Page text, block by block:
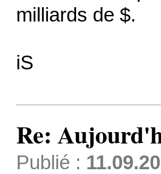
milliards de $.
iS
Re:
Publié :